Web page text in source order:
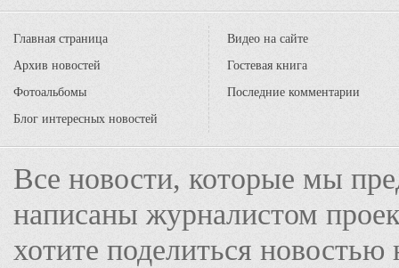
Главная страница
Архив новостей
Фотоальбомы
Блог интересных новостей
Видео на сайте
Гостевая книга
Последние комментарии
Все новости, которые мы
написаны журналистом
хотите поделиться